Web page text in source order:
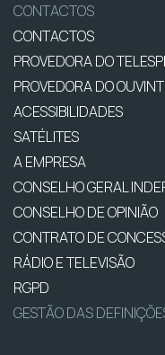
CONTACTOS
CONTACTOS
PROVEDORA DO
PROVEDORA DO
ACESSIBILIDADES
SATÉLITES
A EMPRESA
CONSELHO GERAL
CONSELHO DE OPINIÃO
CONTRATO DE
RÁDIO E TELEVISÃO
RGPD
GESTÃO DAS